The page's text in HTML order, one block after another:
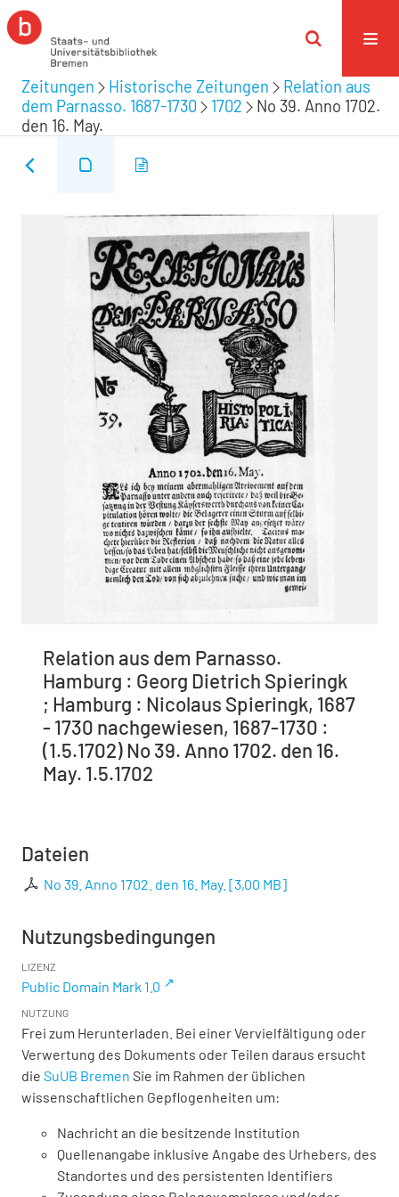
Zeitungen Historische Zeitungen
Relation aus
dem Parnasso. 1687-1730
1702
No 39. Anno 1702.
den 16. May.
Relation aus dem Parnasso.
Hamburg : Georg Dietrich Spieringk
; Hamburg : Nicolaus Spieringk, 1687
- 1730 nachgewiesen, 1687-1730 :
(1.5.1702) No 39. Anno 1702. den 16.
May. 1.5.1702
Dateien
No 39. Anno 1702. den 16. May. [3,00 MB]
Nutzungsbedingungen
LIZENZ
Public Domain Mark 1.0
NUTZUNG
Frei zum Herunterladen. Bei einer Vervielfältigung oder
Verwertung des Dokuments oder Teilen daraus ersucht
die SuUB Bremen Sie im Rahmen der üblichen
wissenschaftlichen Gepflogenheiten um:
Nachricht an die besitzende Institution
Quellenangabe inklusive Angabe des Urhebers, des
Standortes und des persistenten Identifiers